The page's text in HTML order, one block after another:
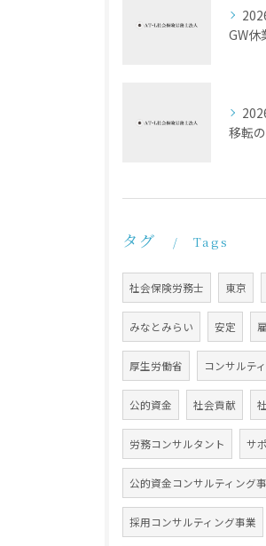
GW休
移転
タグ Tags
社会保険労務士 東京
みなとみらい 安定
厚生労働省 コンサルテ
公的資金 社会貢献
労務コンサルタント サ
公的資金コンサルティング
採用コンサルティング事業